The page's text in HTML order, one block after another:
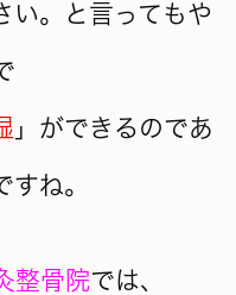
い。と言ってもや
」ができるのであ
ね。
整骨院では、